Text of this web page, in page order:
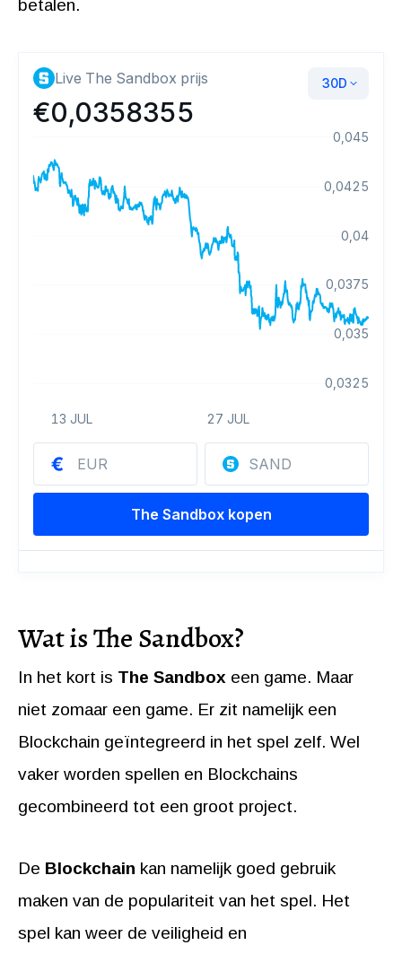
betalen.
Wat is The Sandbox?
In het kort is The Sandbox een game. Maar
niet zomaar een game. Er zit namelijk een
Blockchain geïntegreerd in het spel zelf. Wel
vaker worden spellen en Blockchains
gecombineerd tot een groot project.
De Blockchain kan namelijk goed gebruik
maken van de populariteit van het spel. Het
spel kan weer de veiligheid en